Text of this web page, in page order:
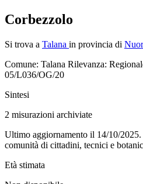
Corbezzolo
Si trova a Talana in provincia di
Comune: Talana Rilevanza:
05/L036/OG/20
Sintesi
2 misurazioni archiviate
Ultimo aggiornamento il 14/10/
comunità di cittadini, tecnici e
Età stimata